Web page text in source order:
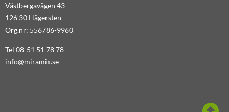
Västbergavägen 43
126 30 Hägersten
Org.nr: 556786-9960
Tel 08-51 51 78 78
info@miramix.se